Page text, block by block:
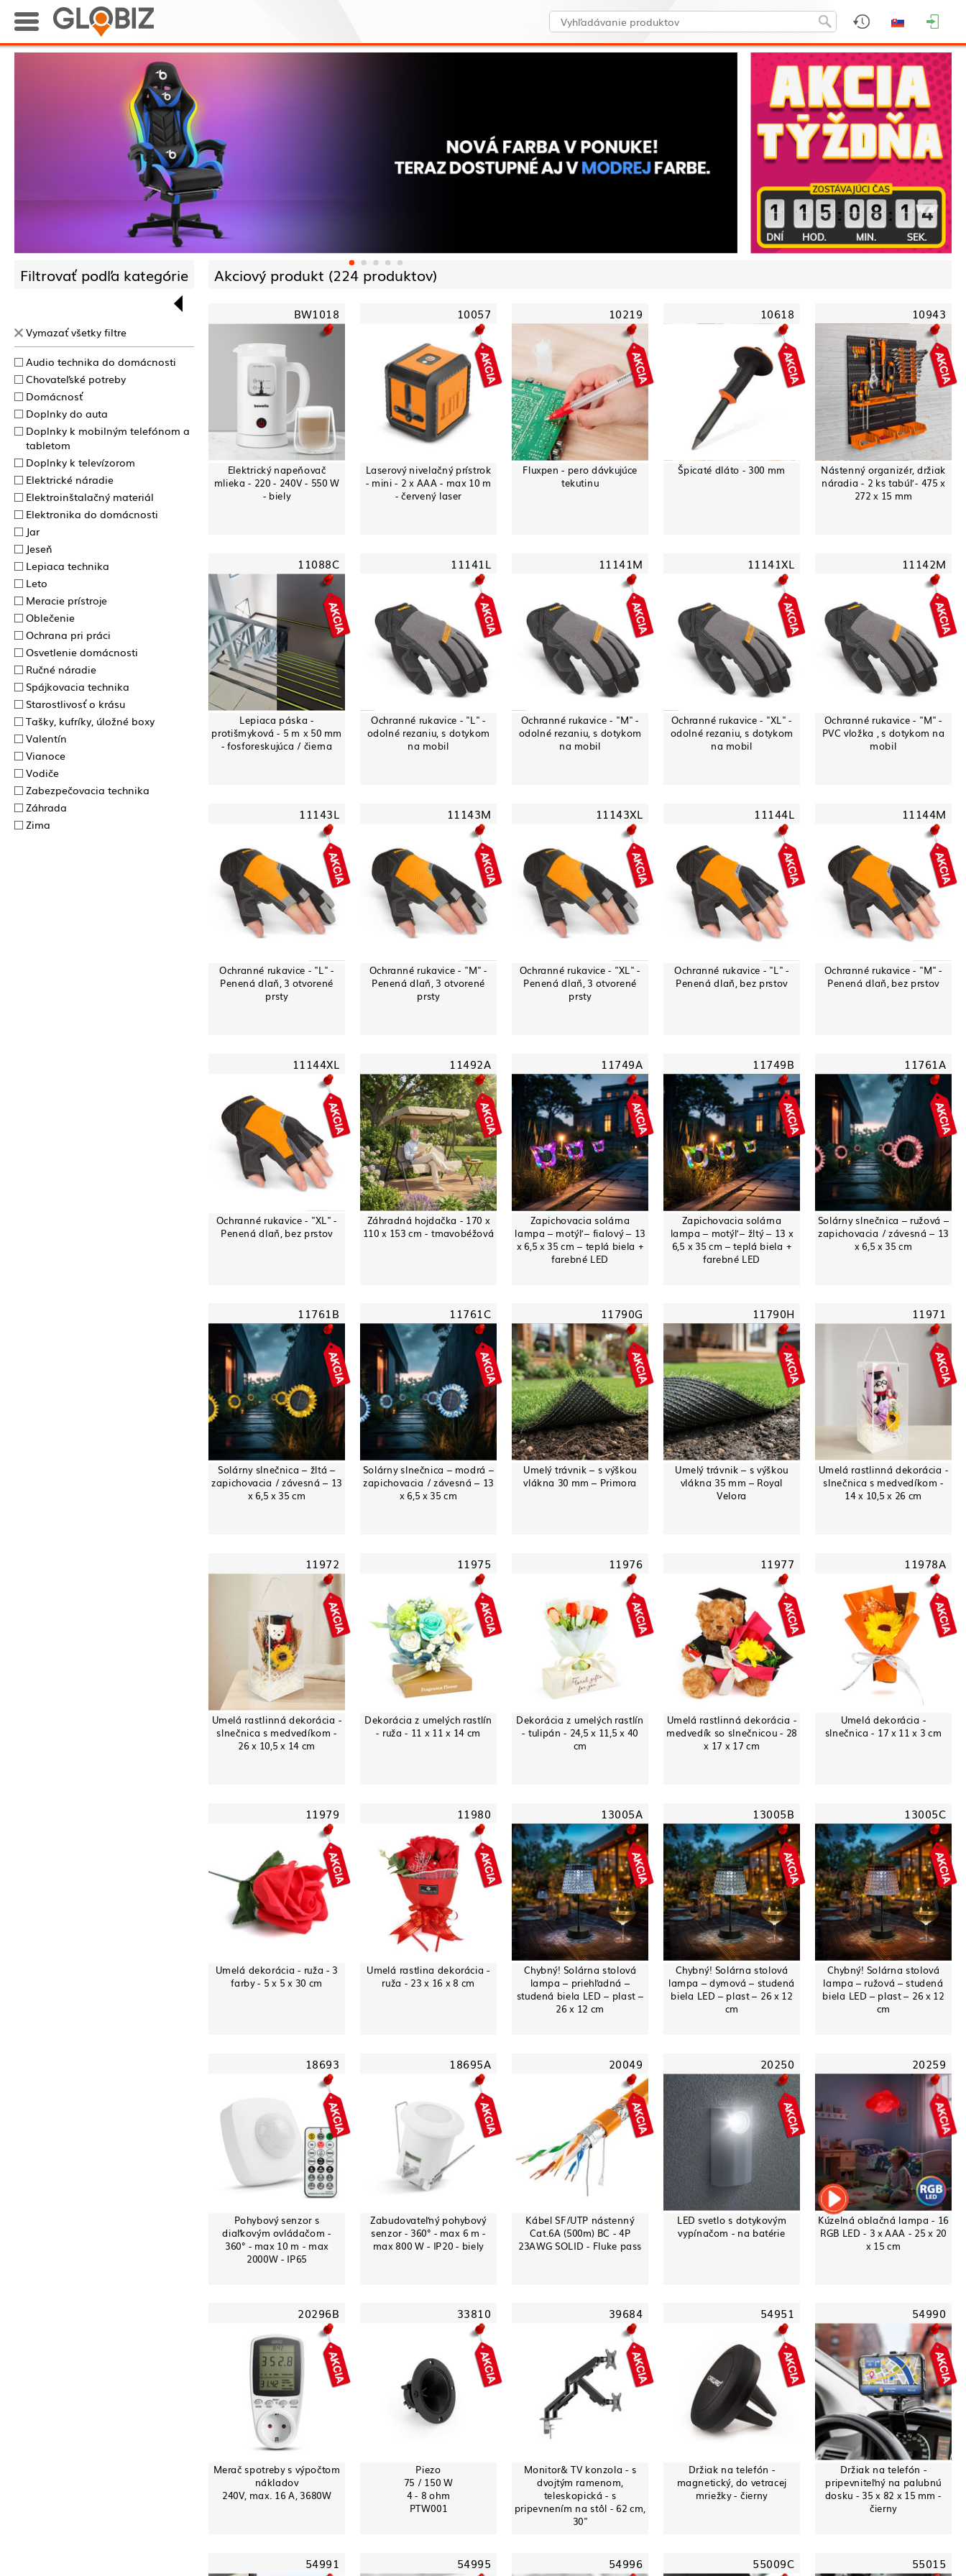
: :
Filtrovať podľa kategórie
Vymazať všetky filtre
Audio technika do domácnosti
Chovateľské potreby
Domácnosť
Doplnky do auta
Doplnky k mobilným telefónom a
tabletom
Doplnky k televízorom
Elektrické náradie
Elektroinštalačný materiál
Elektronika do domácnosti
Jar
Jeseň
Lepiaca technika
Leto
Meracie prístroje
Oblečenie
Ochrana pri práci
Osvetlenie domácnosti
Ručné náradie
Spájkovacia technika
Starostlivosť o krásu
Tašky, kufríky, úložné boxy
Valentín
Vianoce
Vodiče
Zabezpečovacia technika
Záhrada
Zima
Akciový produkt (224 produktov)
BW1018
Elektrický napeňovač
mlieka - 220 - 240V - 550 W
- biely
10057
Laserový nivelačný prístrok
- mini - 2 x AAA - max 10 m
- červený laser
10219
Fluxpen - pero dávkujúce
tekutinu
10618
Špicaté dláto - 300 mm
10943
Nástenný organizér, držiak
náradia - 2 ks tabúľ - 475 x
272 x 15 mm
11088C
Lepiaca páska -
protišmyková - 5 m x 50 mm
- fosforeskujúca / čierna
11141L
Ochranné rukavice - "L" -
odolné rezaniu, s dotykom
na mobil
11141M
Ochranné rukavice - "M" -
odolné rezaniu, s dotykom
na mobil
11141XL
Ochranné rukavice - "XL" -
odolné rezaniu, s dotykom
na mobil
11142M
Ochranné rukavice - "M" -
PVC vložka , s dotykom na
mobil
11143L
Ochranné rukavice - "L" -
Penená dlaň, 3 otvorené
prsty
11143M
Ochranné rukavice - "M" -
Penená dlaň, 3 otvorené
prsty
11143XL
Ochranné rukavice - "XL" -
Penená dlaň, 3 otvorené
prsty
11144L
Ochranné rukavice - "L" -
Penená dlaň, bez prstov
11144M
Ochranné rukavice - "M" -
Penená dlaň, bez prstov
11144XL
Ochranné rukavice - "XL" -
Penená dlaň, bez prstov
11492A
Záhradná hojdačka - 170 x
110 x 153 cm - tmavobéžová
11749A
Zapichovacia solárna
lampa – motýľ – fialový – 13
x 6,5 x 35 cm – teplá biela +
farebné LED
11749B
Zapichovacia solárna
lampa – motýľ – žltý – 13 x
6,5 x 35 cm – teplá biela +
farebné LED
11761A
Solárny slnečnica – ružová –
zapichovacia / závesná – 13
x 6,5 x 35 cm
11761B
Solárny slnečnica – žltá –
zapichovacia / závesná – 13
x 6,5 x 35 cm
11761C
Solárny slnečnica – modrá –
zapichovacia / závesná – 13
x 6,5 x 35 cm
11790G
Umelý trávnik – s výškou
vlákna 30 mm – Primora
11790H
Umelý trávnik – s výškou
vlákna 35 mm – Royal
Velora
11971
Umelá rastlinná dekorácia -
slnečnica s medvedíkom -
14 x 10,5 x 26 cm
11972
Umelá rastlinná dekorácia -
slnečnica s medvedíkom -
26 x 10,5 x 14 cm
11975
Dekorácia z umelých rastlín
- ruža - 11 x 11 x 14 cm
11976
Dekorácia z umelých rastlín
- tulipán - 24,5 x 11,5 x 40
cm
11977
Umelá rastlinná dekorácia -
medvedík so slnečnicou - 28
x 17 x 17 cm
11978A
Umelá dekorácia -
slnečnica - 17 x 11 x 3 cm
11979
Umelá dekorácia - ruža - 3
farby - 5 x 5 x 30 cm
11980
Umelá rastlina dekorácia -
ruža - 23 x 16 x 8 cm
13005A
Chybný! Solárna stolová
lampa – priehľadná –
studená biela LED – plast –
26 x 12 cm
13005B
Chybný! Solárna stolová
lampa – dymová – studená
biela LED – plast – 26 x 12
cm
13005C
Chybný! Solárna stolová
lampa – ružová – studená
biela LED – plast – 26 x 12
cm
18693
Pohybový senzor s
diaľkovým ovládačom -
360° - max 10 m - max
2000W - IP65
18695A
Zabudovateľný pohybový
senzor - 360° - max 6 m -
max 800 W - IP20 - biely
20049
Kábel SF/UTP nástenný
Cat.6A (500m) BC - 4P
23AWG SOLID - Fluke pass
20250
LED svetlo s dotykovým
vypínačom - na batérie
20259
Kúzelná oblačná lampa - 16
RGB LED - 3 x AAA - 25 x 20
x 15 cm
20296B
Merač spotreby s výpočtom
nákladov
240V, max. 16 A, 3680W
33810
Piezo
75 / 150 W
4 - 8 ohm
PTW001
39684
Monitor& TV konzola - s
dvojtým ramenom,
teleskopická - s
pripevnením na stôl - 62 cm,
30"
54951
Držiak na telefón -
magnetický, do vetracej
mriežky - čierny
54990
Držiak na telefón -
pripevniteľný na palubnú
dosku - 35 x 82 x 15 mm -
čierny
54991 54995 54996 55009C 55015